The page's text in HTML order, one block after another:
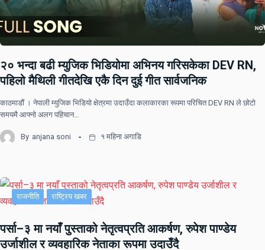
२० भन्दा बढी म्युजिक भिडियोमा अभिनय गरिसकेका DEV RN,
पहिलो मैथिली गीतदेखि एकै दिन दुई गीत सार्वजनिक
काठमाडौं । नेपाली म्युजिक भिडियो क्षेत्रमा उदाउँदा कलाकारका रूपमा परिचित DEV RN ले छोटो
समयमै आफ्नो अलग पहिचान…
By anjana soni १ महिना अगाडि
राजनीति राष्ट्रिय खबर
पर्सा–३ मा नयाँ पुस्ताको नेतृत्वप्रति आकर्षण, रुपेश पाण्डेय
उर्जाशील र व्यवहारिक नेताका रूपमा उदाउँदै